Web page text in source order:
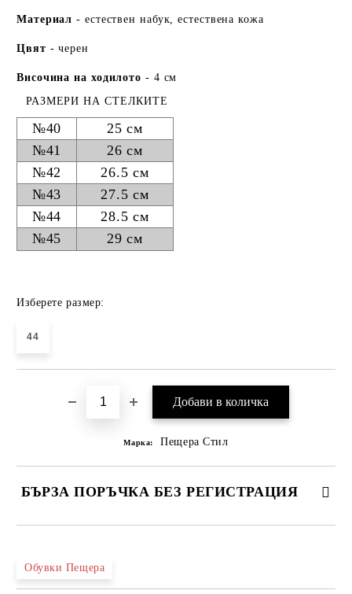
Материал- естествен набук, естествена кожа
Цвят - черен
Височина на ходилото - 4 см
РАЗМЕРИ НА СТЕЛКИТЕ
№40
25 см
№41
26 см
№42
26.5 см
№43
27.5 см
№44
28.5 см
№45
29 см
Изберете размер:
44
Марка: Пещера Стил
БЪРЗА ПОРЪЧКА БЕЗ РЕГИСТРАЦИЯ
Обувки Пещера